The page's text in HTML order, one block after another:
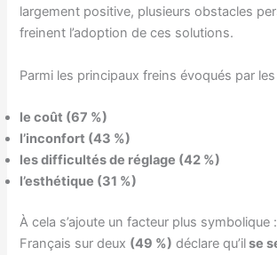
largement positive, plusieurs obstacles
freinent l’adoption de ces solutions.
Parmi les principaux freins évoqués par
le coût (67 %)
l’inconfort (43 %)
les difficultés de réglage (42 %)
l’esthétique (31 %)
À cela s’ajoute un facteur plus symbolique
Français sur deux (49 %) déclare qu’ilse